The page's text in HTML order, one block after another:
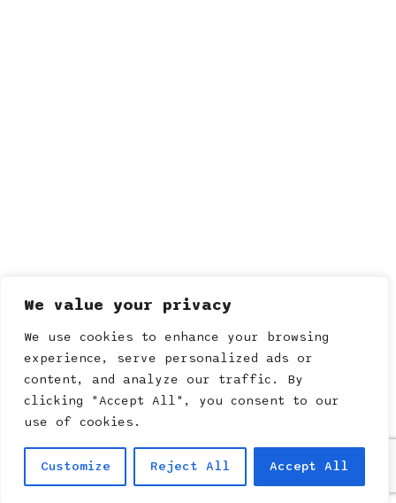
We value your privacy
We use cookies to enhance your browsing
experience, serve personalized ads or
content, and analyze our traffic. By
clicking "Accept All", you consent to our
use of cookies.
Customize Reject All Accept All